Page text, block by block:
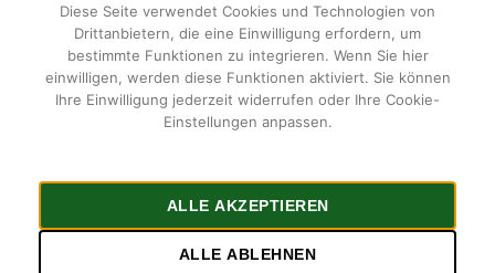
ImpressumDatenschutzWiderrufsrechtÜber UnsKontakt
5 Sterne Bäckerei Vereinssponsoring Gretes Kundenkarte
Diese Seite verwendet Cookies und Technologien von
Drittanbietern, die eine Einwilligung erfordern, um
bestimmte Funktionen zu integrieren. Wenn Sie hier
einwilligen, werden diese Funktionen aktiviert. Sie können
Ihre Einwilligung jederzeit widerrufen oder Ihre Cookie-
Einstellungen anpassen.
ALLE AKZEPTIEREN
ALLE ABLEHNEN